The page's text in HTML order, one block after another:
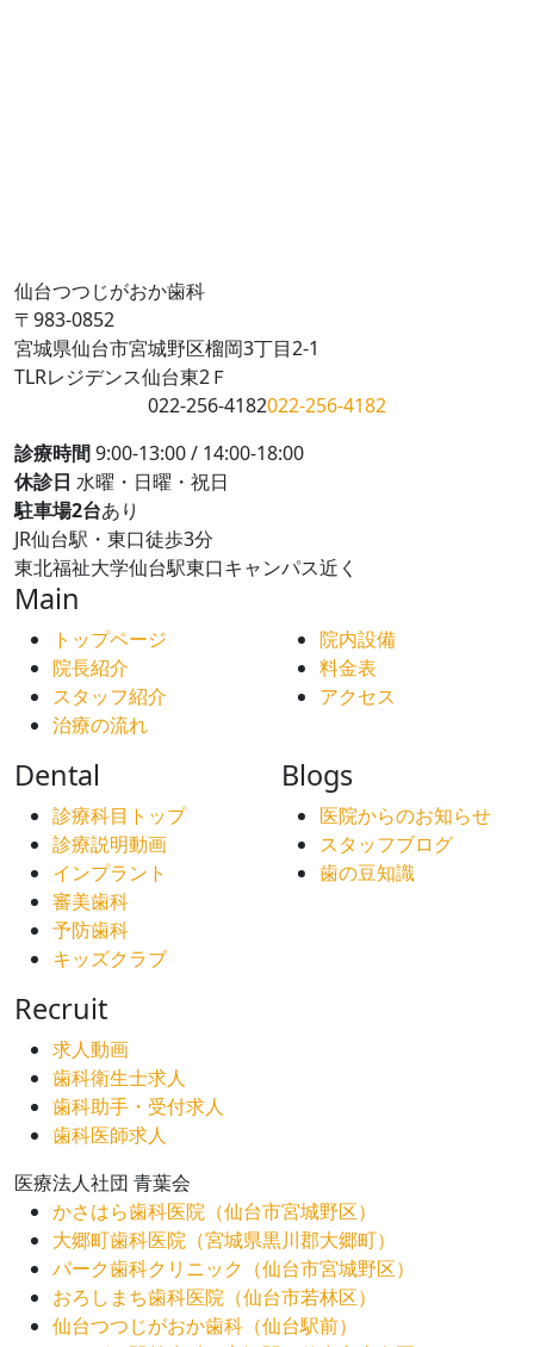
仙台つつじがおか歯科
〒983-0852
宮城県仙台市宮城野区榴岡3丁目2-1
TLRレジデンス仙台東2Ｆ
022-256-4182022-256-4182
診療時間9:00-13:00 / 14:00-18:00
休診日 水曜・日曜・祝日
駐車場2台あり
JR仙台駅・東口徒歩3分
東北福祉大学仙台駅東口キャンパス近く
Main
トップページ
院長紹介
スタッフ紹介
治療の流れ
院内設備
料金表
アクセス
Dental
診療科目トップ
診療説明動画
インプラント
審美歯科
予防歯科
キッズクラブ
Blogs
医院からのお知らせ
スタッフブログ
歯の豆知識
Recruit
求人動画
歯科衛生士求人
歯科助手・受付求人
歯科医師求人
医療法人社団 青葉会
かさはら歯科医院（仙台市宮城野区）
大郷町歯科医院（宮城県黒川郡大郷町）
パーク歯科クリニック（仙台市宮城野区）
おろしまち歯科医院（仙台市若林区）
仙台つつじがおか歯科（仙台駅前）